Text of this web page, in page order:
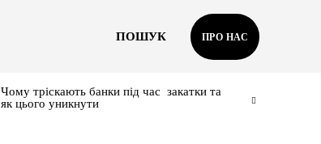
ПОШУК ПРО НАС
Чому тріскають банки під час закатки та
як цього уникнути